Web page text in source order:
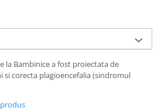
la Bambinice a fost proiectata de
corecta plagioencefalia (sindromul